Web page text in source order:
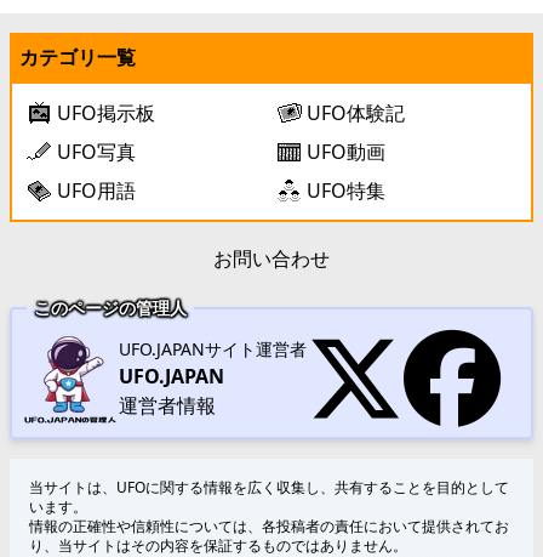
カテゴリ一覧
UFO掲示板
UFO体験記
UFO写真
UFO動画
UFO用語
UFO特集
お問い合わせ
このページの管理人
UFO.JAPANサイト運営者
UFO.JAPAN
運営者情報
当サイトは、UFOに関する情報を広く収集し、共有することを目的として
います。
情報の正確性や信頼性については、各投稿者の責任において提供されてお
り、当サイトはその内容を保証するものではありません。